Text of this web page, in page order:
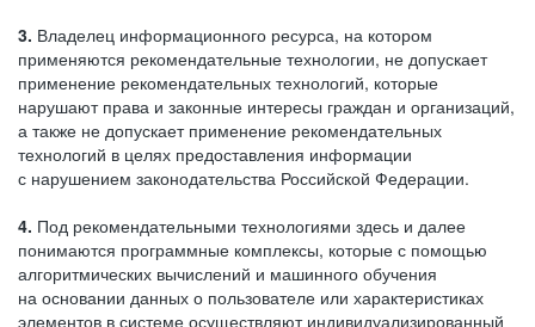
3. Владелец информационного ресурса, на котором
применяются рекомендательные технологии, не допускает
применение рекомендательных технологий, которые
нарушают права и законные интересы граждан и организаций,
а также не допускает применение рекомендательных
технологий в целях предоставления информации
с нарушением законодательства Российской Федерации.
4. Под рекомендательными технологиями здесь и далее
понимаются программные комплексы, которые с помощью
алгоритмических вычислений и машинного обучения
на основании данных о пользователе или характеристиках
элементов в системе осуществляют индивидуализированный